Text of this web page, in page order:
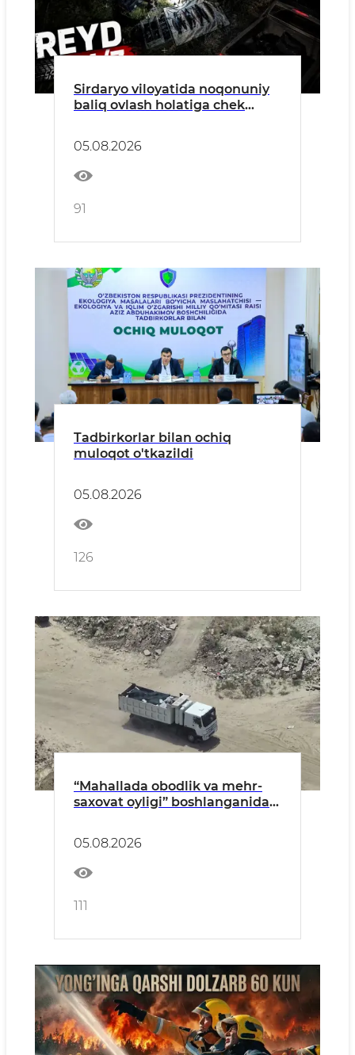
Sirdaryo viloyatida noqonuniy
baliq ovlash holatiga chek
05.08.2026
91
Tadbirkorlar bilan ochiq
muloqot o'tkazildi
05.08.2026
126
“Mahallada obodlik va mehr-
saxovat oyligi” boshlanganidan
05.08.2026
111